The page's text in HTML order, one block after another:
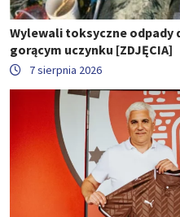
Wylewali toksyczne odpady
gorącym uczynku [ZDJĘCIA]
7 sierpnia 2026